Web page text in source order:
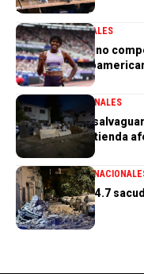
2027
DEPORTESGENERALES
Marileidy Paulino
Juegos
GENERALES NACIONALES
PN aclara que
sustraídos de tienda
GENERALES
Terremoto de 4.7
de heridos